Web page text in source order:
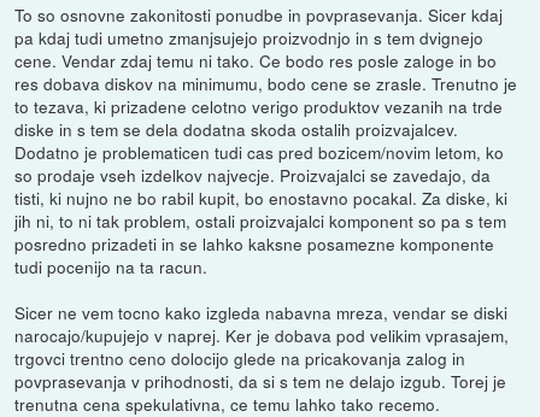
To so osnovne zakonitosti ponudbe in povprasevanja. Sicer kdaj
pa kdaj tudi umetno zmanjsujejo proizvodnjo in s tem dvignejo
cene. Vendar zdaj temu ni tako. Ce bodo res posle zaloge in bo
res dobava diskov na minimumu, bodo cene se zrasle. Trenutno je
to tezava, ki prizadene celotno verigo produktov vezanih na trde
diske in s tem se dela dodatna skoda ostalih proizvajalcev.
Dodatno je problematicen tudi cas pred bozicem/novim letom, ko
so prodaje vseh izdelkov najvecje. Proizvajalci se zavedajo, da
tisti, ki nujno ne bo rabil kupit, bo enostavno pocakal. Za diske, ki
jih ni, to ni tak problem, ostali proizvajalci komponent so pa s tem
posredno prizadeti in se lahko kaksne posamezne komponente
tudi pocenijo na ta racun.
Sicer ne vem tocno kako izgleda nabavna mreza, vendar se diski
narocajo/kupujejo v naprej. Ker je dobava pod velikim vprasajem,
trgovci trentno ceno dolocijo glede na pricakovanja zalog in
povprasevanja v prihodnosti, da si s tem ne delajo izgub. Torej je
trenutna cena spekulativna, ce temu lahko tako recemo.